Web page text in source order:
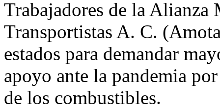
Trabajadores de la Alianza
Transportistas A. C.
estados para demandar
apoyo ante la pandemia
de los combustibles.